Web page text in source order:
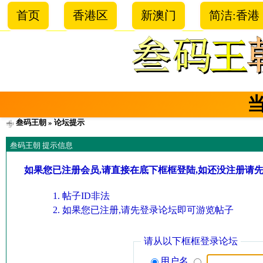
首页 香港区 新澳门 简洁:香港
叁码王朝 » 论坛提示
叁码王朝 提示信息
如果您已注册会员,请直接在底下框框登陆,如还没注册请
帖子ID非法
如果您已注册,请先登录论坛即可游览帖子
请从以下框框登录论坛
用户名